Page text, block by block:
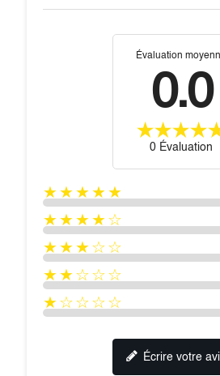
Évaluation
0.0
0 Évaluation
★★★★★
★★★★☆
★★★☆☆
★★☆☆☆
★☆☆☆☆
Écrire votre